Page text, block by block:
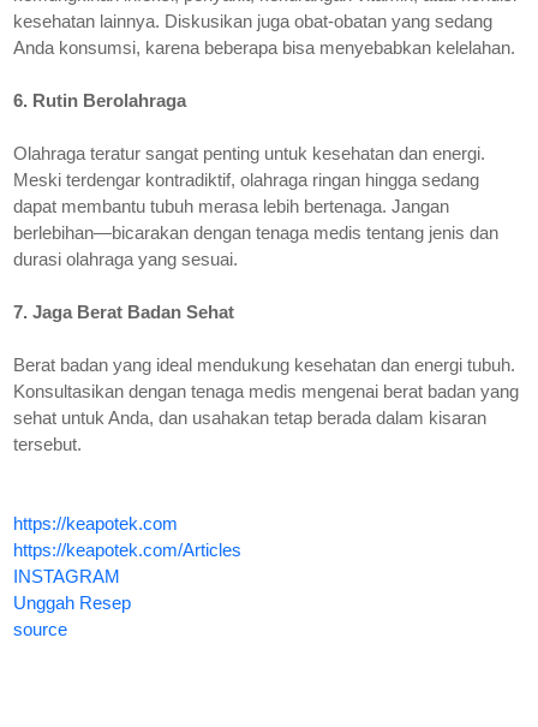
kesehatan lainnya. Diskusikan juga obat-obatan yang sedang
Anda konsumsi, karena beberapa bisa menyebabkan kelelahan.
6. Rutin Berolahraga
Olahraga teratur sangat penting untuk kesehatan dan energi.
Meski terdengar kontradiktif, olahraga ringan hingga sedang
dapat membantu tubuh merasa lebih bertenaga. Jangan
berlebihan—bicarakan dengan tenaga medis tentang jenis dan
durasi olahraga yang sesuai.
7. Jaga Berat Badan Sehat
Berat badan yang ideal mendukung kesehatan dan energi tubuh.
Konsultasikan dengan tenaga medis mengenai berat badan yang
sehat untuk Anda, dan usahakan tetap berada dalam kisaran
tersebut.
https://keapotek.com
https://keapotek.com/Articles
INSTAGRAM
Unggah Resep
source